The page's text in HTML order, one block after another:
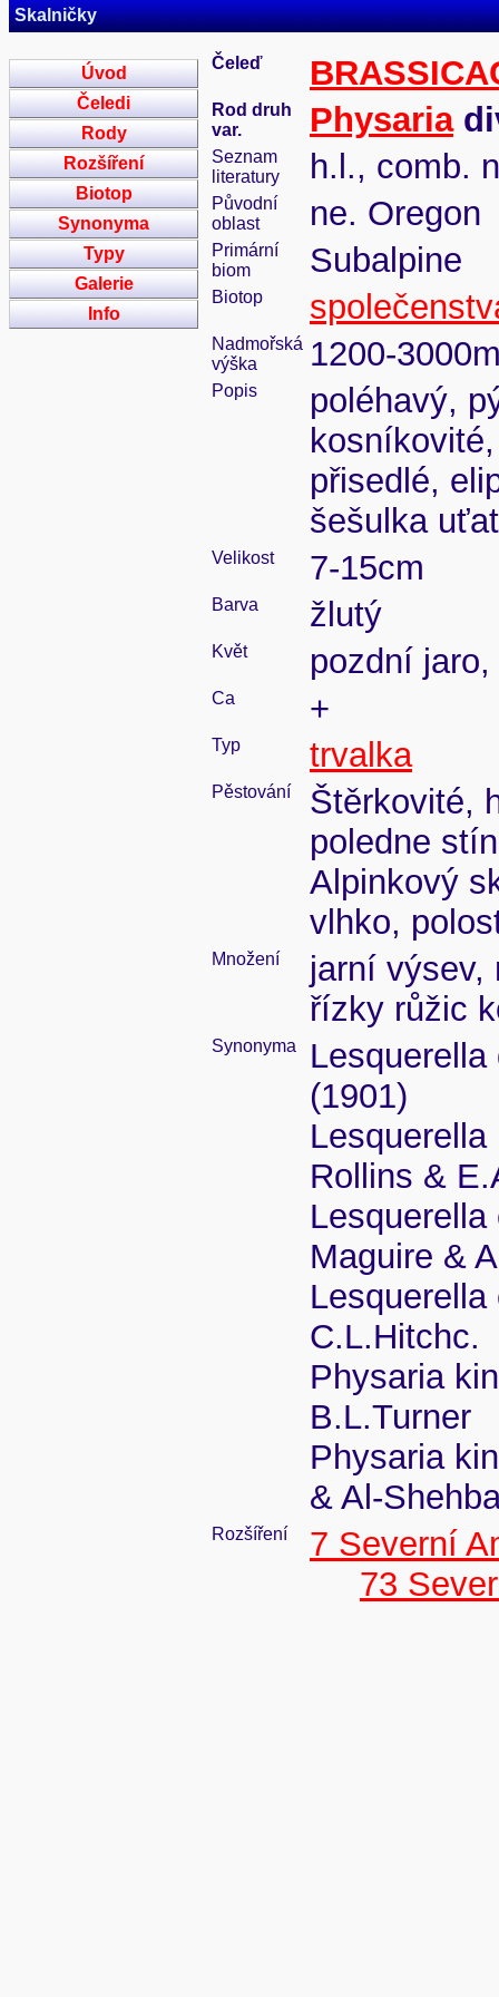
Skalničky
Úvod
Čeledi
Rody
Rozšíření
Biotop
Synonyma
Typy
Galerie
Info
Čeleď
Rod druh
var.
Physaria
Seznam
literatury
h.l., comb.
Původní
oblast
ne. Oregon
Primární
biom
Subalpine
Biotop
Nadmořská
výška
1200-
Popis
poléhavý,
přisedlé,
šešulka
Velikost 7-15cm
Barva žlutý
Květ pozdní jaro,
Ca +
Typ trvalka
Pěstování
Štěrkovité,
poledne stín
Alpinkový
vlhko,
Množení
jarní výsev,
řízky růžic
Synonyma
(1901)
Rollins &
Maguire &
C.L.Hitchc.
Physaria
B.L.Turner
Physaria
& Al-
Rozšíření
7 Severní
73